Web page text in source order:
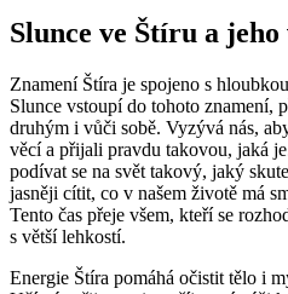
Slunce ve Štíru a jeho
Znamení Štíra je spojeno s
Slunce vstoupí do tohoto znamení,
druhým i vůči sobě. Vyzývá nás,
věcí a přijali pravdu takovou, jaká
podívat se na svět takový, jaký
jasněji cítit, co v našem životě má
Tento čas přeje všem, kteří se
s větší lehkostí.
Energie Štíra pomáhá očistit tělo i